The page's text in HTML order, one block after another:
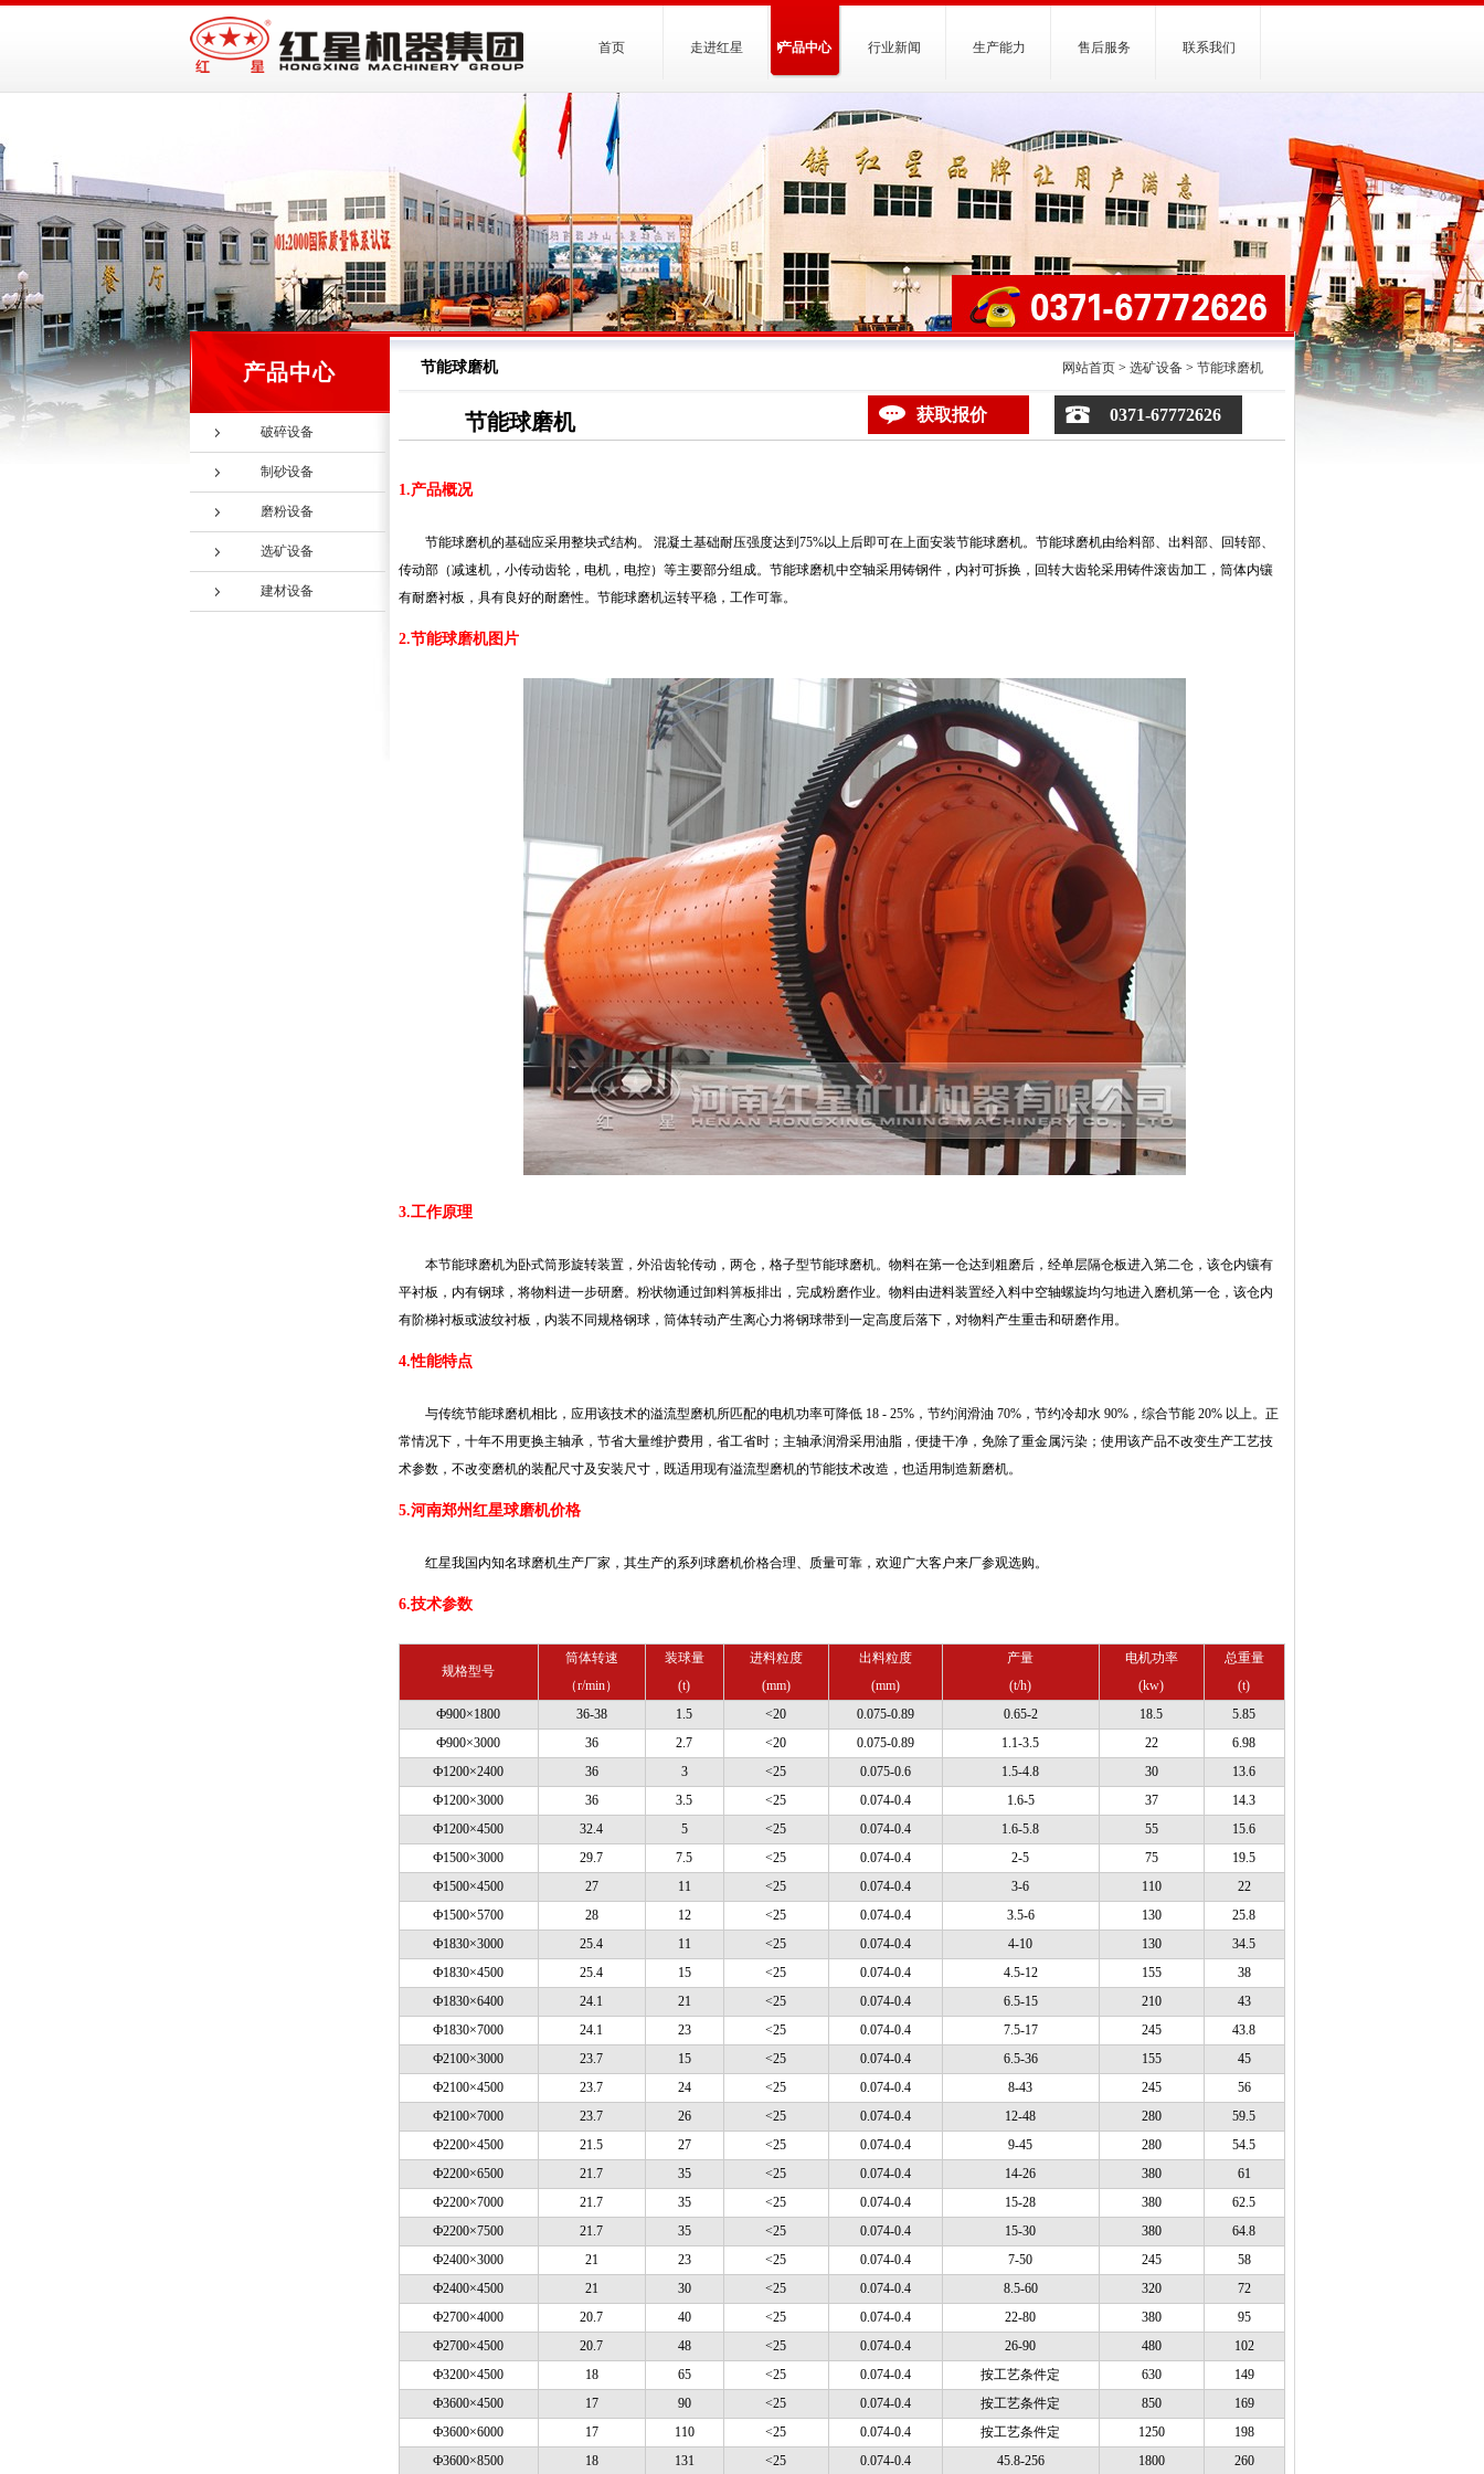
首页 走进红星 产品中心 行业新闻 生产能力 售后服务 联系我们
产品中心
破碎设备
制砂设备
磨粉设备
选矿设备
建材设备
节能球磨机 网站首页> 选矿设备> 节能球磨机
节能球磨机 获取报价 0371-67772626
1.产品概况
节能球磨机的基础应采用整块式结构。 混凝土基础耐压强度达到75%以上后即可在上面安装节能球磨机。节能球磨机由给料部、出料部、回转部、
传动部（减速机，小传动齿轮，电机，电控）等主要部分组成。节能球磨机中空轴采用铸钢件，内衬可拆换，回转大齿轮采用铸件滚齿加工，筒体内镶
有耐磨衬板，具有良好的耐磨性。节能球磨机运转平稳，工作可靠。
2.节能球磨机图片
3.工作原理
本节能球磨机为卧式筒形旋转装置，外沿齿轮传动，两仓，格子型节能球磨机。物料在第一仓达到粗磨后，经单层隔仓板进入第二仓，该仓内镶有
平衬板，内有钢球，将物料进一步研磨。粉状物通过卸料箅板排出，完成粉磨作业。物料由进料装置经入料中空轴螺旋均匀地进入磨机第一仓，该仓内
有阶梯衬板或波纹衬板，内装不同规格钢球，筒体转动产生离心力将钢球带到一定高度后落下，对物料产生重击和研磨作用。
4.性能特点
与传统节能球磨机相比，应用该技术的溢流型磨机所匹配的电机功率可降低 18 - 25%，节约润滑油 70%，节约冷却水 90%，综合节能 20% 以上。正
常情况下，十年不用更换主轴承，节省大量维护费用，省工省时；主轴承润滑采用油脂，便捷干净，免除了重金属污染；使用该产品不改变生产工艺技
术参数，不改变磨机的装配尺寸及安装尺寸，既适用现有溢流型磨机的节能技术改造，也适用制造新磨机。
5.河南郑州红星球磨机价格
红星我国内知名球磨机生产厂家，其生产的系列球磨机价格合理、质量可靠，欢迎广大客户来厂参观选购。
6.技术参数
规格型号
筒体转速
（r/min）
装球量
(t)
进料粒度
(mm)
出料粒度
(mm)
产量
(t/h)
电机功率
(kw)
总重量
(t)
Ф900×1800
36-38 1.5 <20 0.075-0.89 0.65-2 18.5
5.85
Ф900×3000
36 2.7 <20 0.075-0.89 1.1-3.5 22
6.98
Ф1200×2400
36 3 <25 0.075-0.6 1.5-4.8 30
13.6
Ф1200×3000
36 3.5 <25 0.074-0.4 1.6-5 37
14.3
Ф1200×4500
32.4 5 <25 0.074-0.4 1.6-5.8 55
15.6
Ф1500×3000
29.7 7.5 <25 0.074-0.4 2-5 75
19.5
Ф1500×4500
27 11 <25 0.074-0.4 3-6 110
22
Ф1500×5700
28 12 <25 0.074-0.4 3.5-6 130
25.8
Ф1830×3000
25.4 11 <25 0.074-0.4 4-10 130
34.5
Ф1830×4500
25.4 15 <25 0.074-0.4 4.5-12 155
38
Ф1830×6400
24.1 21 <25 0.074-0.4 6.5-15 210
43
Ф1830×7000
24.1 23 <25 0.074-0.4 7.5-17 245
43.8
Ф2100×3000
23.7 15 <25 0.074-0.4 6.5-36 155
45
Ф2100×4500
23.7 24 <25 0.074-0.4 8-43 245
56
Ф2100×7000
23.7 26 <25 0.074-0.4 12-48 280
59.5
Ф2200×4500
21.5 27 <25 0.074-0.4 9-45 280
54.5
Ф2200×6500
21.7 35 <25 0.074-0.4 14-26 380
61
Ф2200×7000
21.7 35 <25 0.074-0.4 15-28 380
62.5
Ф2200×7500
21.7 35 <25 0.074-0.4 15-30 380
64.8
Ф2400×3000
21 23 <25 0.074-0.4 7-50 245
58
Ф2400×4500
21 30 <25 0.074-0.4 8.5-60 320
72
Ф2700×4000
20.7 40 <25 0.074-0.4 22-80 380
95
Ф2700×4500
20.7 48 <25 0.074-0.4 26-90 480
102
Ф3200×4500
18 65 <25 0.074-0.4 按工艺条件定 630
149
Ф3600×4500
17 90 <25 0.074-0.4 按工艺条件定 850
169
Ф3600×6000
17 110 <25 0.074-0.4 按工艺条件定 1250
198
Ф3600×8500
18 131 <25 0.074-0.4 45.8-256 1800 260